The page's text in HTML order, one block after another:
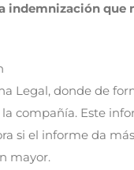
indemnización que
Legal, donde de
compañía. Este
si el informe da
mayor.